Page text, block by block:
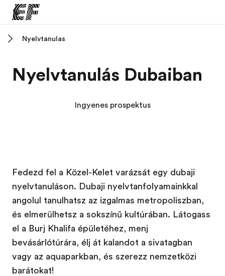
EF programok
Mit kell rólunk tudni
Karrier
Dolgozz velünk!
Nyelvtanulas
Nyelvtanulás Dubaiban
Ingyenes prospektus
Fedezd fel a Közel-Kelet varázsát egy dubaji
nyelvtanuláson. Dubaji nyelvtanfolyamainkkal
angolul tanulhatsz az izgalmas metropoliszban,
és elmerülhetsz a sokszínű kultúrában. Látogass
el a Burj Khalifa épületéhez, menj
bevásárlótúrára, élj át kalandot a sivatagban
vagy az aquaparkban, és szerezz nemzetközi
barátokat!